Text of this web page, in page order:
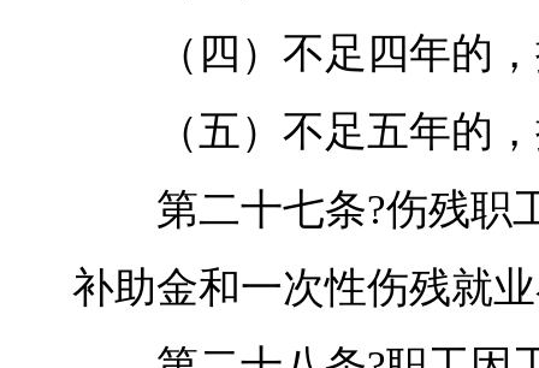
（四）不足四年的，
（五）不足五年的，
第二十七条?伤残职工
补助金和一次性伤残就